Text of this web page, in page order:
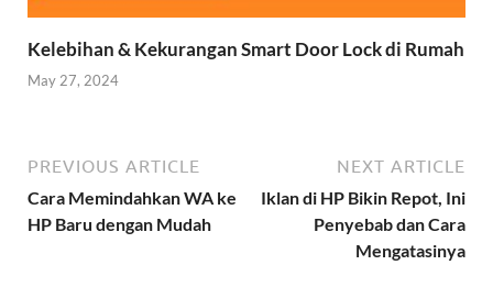
Kelebihan & Kekurangan Smart Door Lock di Rumah
May 27, 2024
PREVIOUS ARTICLE
Cara Memindahkan WA ke
HP Baru dengan Mudah
NEXT ARTICLE
Iklan di HP Bikin Repot, Ini
Penyebab dan Cara
Mengatasinya